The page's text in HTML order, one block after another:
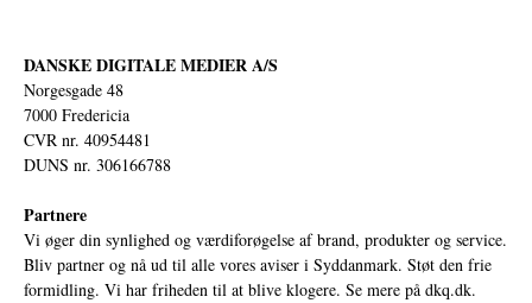
DANSKE DIGITALE MEDIER A/S
Norgesgade 48
7000 Fredericia
CVR nr. 40954481
DUNS nr. 306166788
Partnere
Vi øger din synlighed og værdiforøgelse af brand, produkter og service.
Bliv partner og nå ud til alle vores aviser i Syddanmark. Støt den frie
formidling. Vi har friheden til at blive klogere. Se mere på dkq.dk.